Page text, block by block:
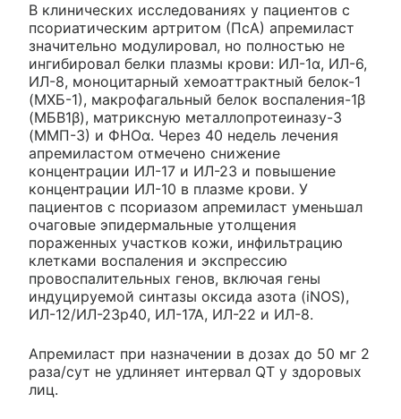
В клинических исследованиях у пациентов с
псориатическим артритом (ПсА) апремиласт
значительно модулировал, но полностью не
ингибировал белки плазмы крови: ИЛ-1α, ИЛ-6,
ИЛ-8, моноцитарный хемоаттрактный белок-1
(МХБ-1), макрофагальный белок воспаления-1β
(МБВ1β), матриксную металлопротеиназу-3
(ММП-3) и ФНОα. Через 40 недель лечения
апремиластом отмечено снижение
концентрации ИЛ-17 и ИЛ-23 и повышение
концентрации ИЛ-10 в плазме крови. У
пациентов с псориазом апремиласт уменьшал
очаговые эпидермальные утолщения
пораженных участков кожи, инфильтрацию
клетками воспаления и экспрессию
провоспалительных генов, включая гены
индуцируемой синтазы оксида азота (iNOS),
ИЛ-12/ИЛ-23р40, ИЛ-17А, ИЛ-22 и ИЛ-8.
Апремиласт при назначении в дозах до 50 мг 2
раза/сут не удлиняет интервал QT у здоровых
лиц.